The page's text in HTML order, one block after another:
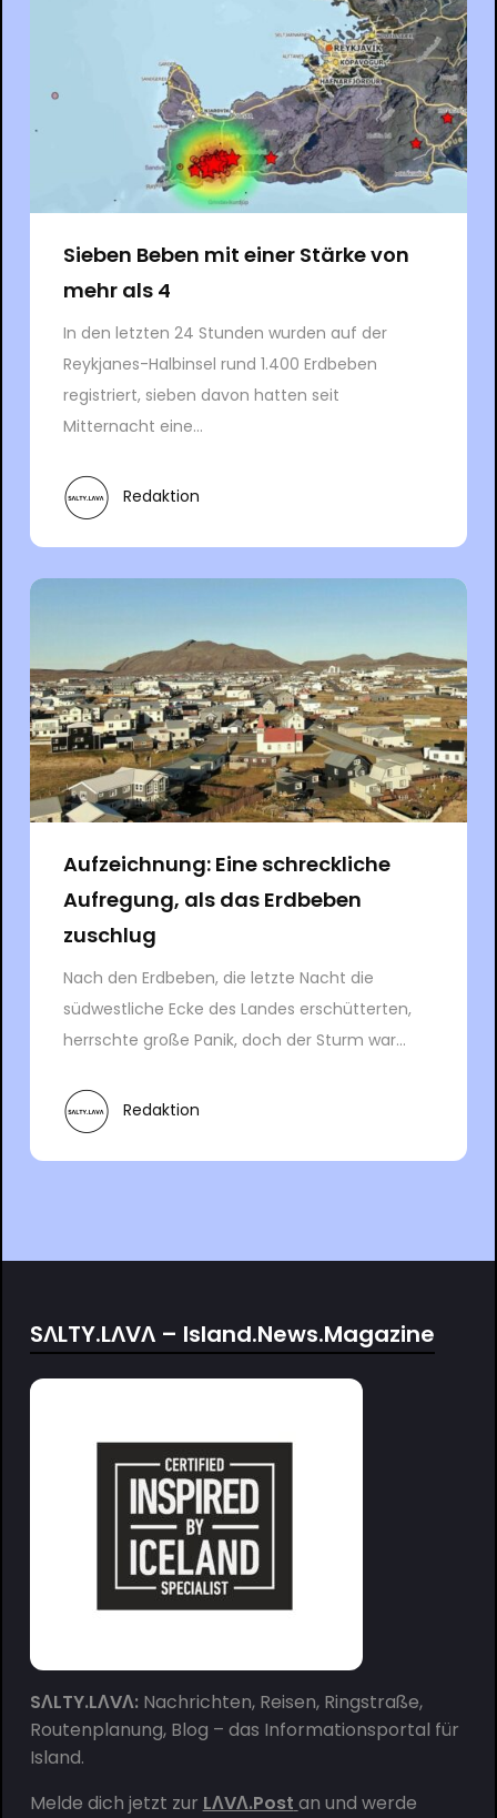
Sieben Beben mit einer Stärke von
mehr als 4
In den letzten 24 Stunden wurden auf der
Reykjanes-Halbinsel rund 1.400 Erdbeben
registriert, sieben davon hatten seit
Mitternacht eine...
Redaktion
Aufzeichnung: Eine schreckliche
Aufregung, als das Erdbeben
zuschlug
Nach den Erdbeben, die letzte Nacht die
südwestliche Ecke des Landes erschütterten,
herrschte große Panik, doch der Sturm war...
Redaktion
SΛLTY.LΛVΛ – Island.News.Magazine
SΛLTY.LΛVΛ:Nachrichten, Reisen, Ringstraße,
Routenplanung, Blog – das Informationsportal für
Island.
Melde dich jetzt zur LΛVΛ.Post an und werde